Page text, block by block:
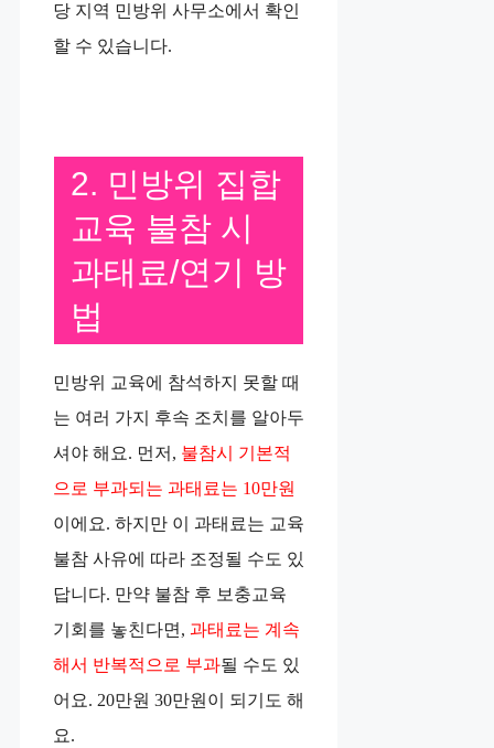
당 지역 민방위 사무소에서 확인
할 수 있습니다.
2. 민방위 집합
교육 불참 시
과태료/연기 방
법
민방위 교육에 참석하지 못할 때
는 여러 가지 후속 조치를 알아두
셔야 해요. 먼저, 불참시 기본적
으로 부과되는 과태료는 10만원
이에요. 하지만 이 과태료는 교육
불참 사유에 따라 조정될 수도 있
답니다. 만약 불참 후 보충교육
기회를 놓친다면, 과태료는 계속
해서 반복적으로 부과될 수도 있
어요. 20만원 30만원이 되기도 해
요.